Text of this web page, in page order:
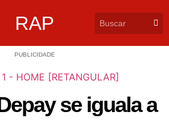
RAP
PUBLICIDADE
se iguala a